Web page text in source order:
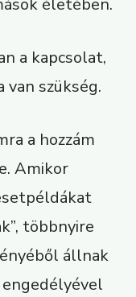
életében.
a kapcsolat,
van szükség.
a hozzám
Amikor
többnyire
állnak